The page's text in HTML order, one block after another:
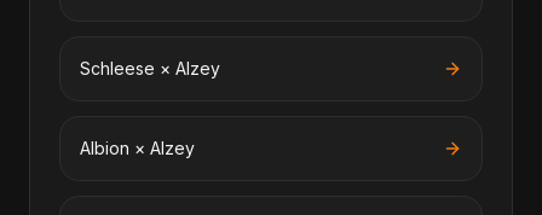
Schleese × Alzey
Albion × Alzey